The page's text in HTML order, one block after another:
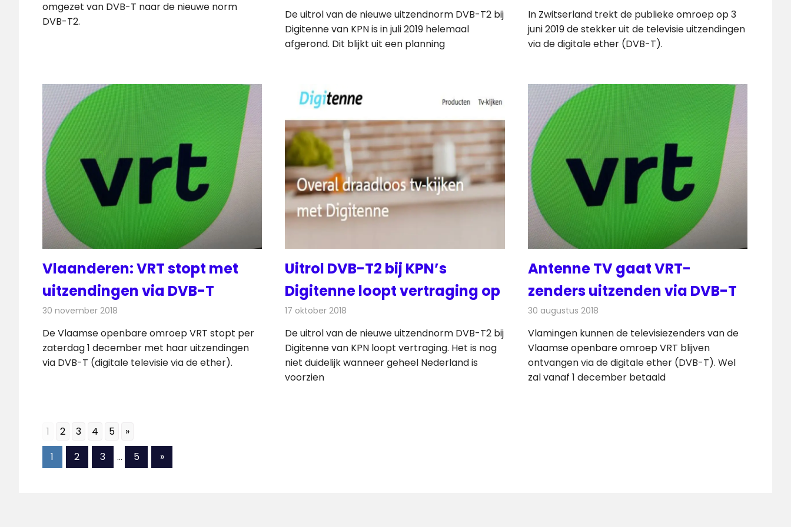
omgezet van DVB-T naar de nieuwe norm
DVB-T2.
De uitrol van de nieuwe uitzendnorm DVB-T2 bij
Digitenne van KPN is in juli 2019 helemaal
afgerond. Dit blijkt uit een planning
In Zwitserland trekt de publieke omroep op 3
juni 2019 de stekker uit de televisie uitzendingen
via de digitale ether (DVB-T).
Vlaanderen: VRT stopt met
uitzendingen via DVB-T
30 november 2018
De Vlaamse openbare omroep VRT stopt per
zaterdag 1 december met haar uitzendingen
via DVB-T (digitale televisie via de ether).
Uitrol DVB-T2 bij KPN’s
Digitenne loopt vertraging op
17 oktober 2018
De uitrol van de nieuwe uitzendnorm DVB-T2 bij
Digitenne van KPN loopt vertraging. Het is nog
niet duidelijk wanneer geheel Nederland is
voorzien
Antenne TV gaat VRT-
zenders uitzenden via DVB-T
30 augustus 2018
Vlamingen kunnen de televisiezenders van de
Vlaamse openbare omroep VRT blijven
ontvangen via de digitale ether (DVB-T). Wel
zal vanaf 1 december betaald
1 2 3 4 5 »
Berichten
1 2 3 … 5
Volgende
berichten
»